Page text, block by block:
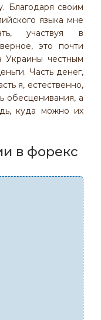
Благодаря своим
языка мне
участвуя в
это почти
Украины честным
Часть денег,
я, естественно,
обесценивания, а
куда можно их
в форекс